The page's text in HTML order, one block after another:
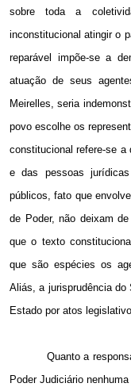
sobre toda a
inconstitucional atingir o
reparável impõe-se a
atuação de seus
Meirelles, seria
povo escolhe os
constitucional refere-se a
e das pessoas
públicos, fato que
de Poder, não deixam
que o texto
que são espécies os
Aliás, a jurisprudência
Estado por atos
Quanto a
Poder Judiciário